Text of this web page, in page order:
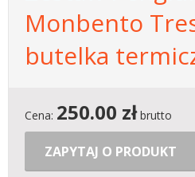
Monbento
butelka
Cena: 250.00 złbrutto
ZAPYTAJ O PRODUKT